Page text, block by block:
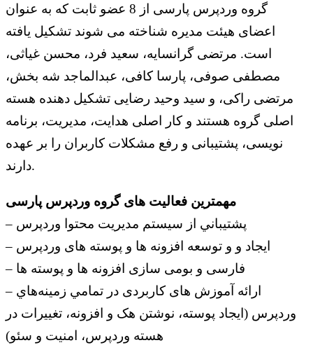
گروه وردپرس پارسی از 8 عضو ثابت که به عنوان
اعضای هیئت مدیره شناخته می شوند تشکیل یافته
است. مرتضی گرانسایه، سعید فرد، محسن غیاثی،
مصطفی صوفی، پارسا کافی، عبدالماجد شه بخش،
مرتضی راکی، و سید وحید رضایی تشکیل دهنده هسته
اصلی گروه هستند و کار اصلی هدایت، مدیریت، برنامه
نویسی، پشتیبانی و رفع مشکلات کاربران را بر عهده
دارند.
مهمترين فعالیت های گروه وردپرس پارسی
– پشتيباني از سيستم مديريت محتوا وردپرس
– ایجاد و و توسعه افزونه ها و پوسته های وردپرس
– فارسی و بومی سازی افزونه ها و پوسته ها
– ارائه آموزش های کاربردی در تمامي زمينه‌هاي
وردپرس (ایجاد پوسته، نوشتن هک و افزونه، تغییرات در
هسته وردپرس، امنیت و سئو)